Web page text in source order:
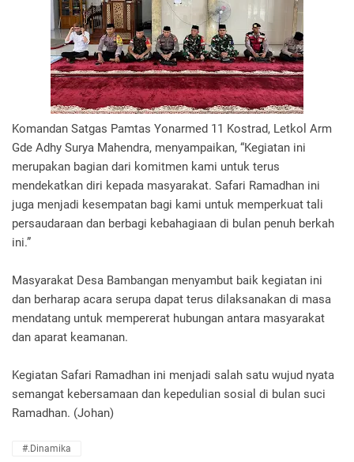
Komandan Satgas Pamtas Yonarmed 11 Kostrad, Letkol Arm
Gde Adhy Surya Mahendra, menyampaikan, “Kegiatan ini
merupakan bagian dari komitmen kami untuk terus
mendekatkan diri kepada masyarakat. Safari Ramadhan ini
juga menjadi kesempatan bagi kami untuk memperkuat tali
persaudaraan dan berbagi kebahagiaan di bulan penuh berkah
ini.”
Masyarakat Desa Bambangan menyambut baik kegiatan ini
dan berharap acara serupa dapat terus dilaksanakan di masa
mendatang untuk mempererat hubungan antara masyarakat
dan aparat keamanan.
Kegiatan Safari Ramadhan ini menjadi salah satu wujud nyata
semangat kebersamaan dan kepedulian sosial di bulan suci
Ramadhan. (Johan)
#.Dinamika